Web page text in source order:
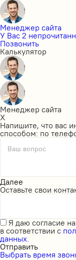
Менеджер сайта
У Вас 2
Позвонить
Калькулятор
Менеджер сайта
X
Напишите, что вас
способом: по
Ваш вопрос
Далее
Оставьте свои
Я даю согласие
в соответствии с
данных.
Отправить
Выбрать время